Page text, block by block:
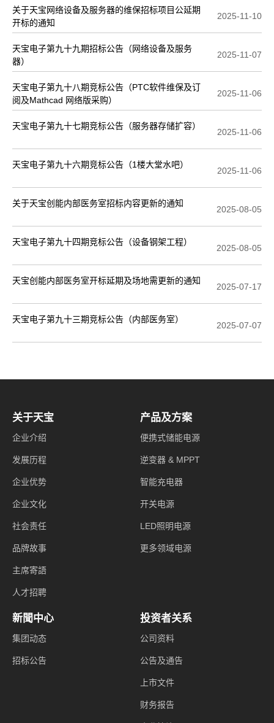
2025-11-10
关于天宝网络设备及服务器的维保招标项目公延期
开标的通知
2025-11-07
天宝电子第九十九期招标公告（网络设备及服务
器）
2025-11-06
天宝电子第九十八期竞标公告（PTC软件维保及订
阅及Mathcad 网络版采购）
2025-11-06
天宝电子第九十七期竞标公告（服务器存储扩容）
2025-11-06
天宝电子第九十六期竞标公告（1楼大堂水吧）
2025-08-05
关于天宝创能内部医务室招标内容更新的通知
2025-08-05
天宝电子第九十四期竞标公告（设备钢架工程）
2025-07-17
天宝创能内部医务室开标延期及场地需更新的通知
2025-07-07
天宝电子第九十三期竞标公告（内部医务室）
关于天宝
企业介绍
发展历程
企业优势
企业文化
社会责任
品牌故事
主席寄語
人才招聘
产品及方案
便携式储能电源
逆变器 & MPPT
智能充电器
开关电源
LED照明电源
更多领域电源
新聞中心
集团动态
招标公告
投资者关系
公司资料
公告及通告
上市文件
财务报告